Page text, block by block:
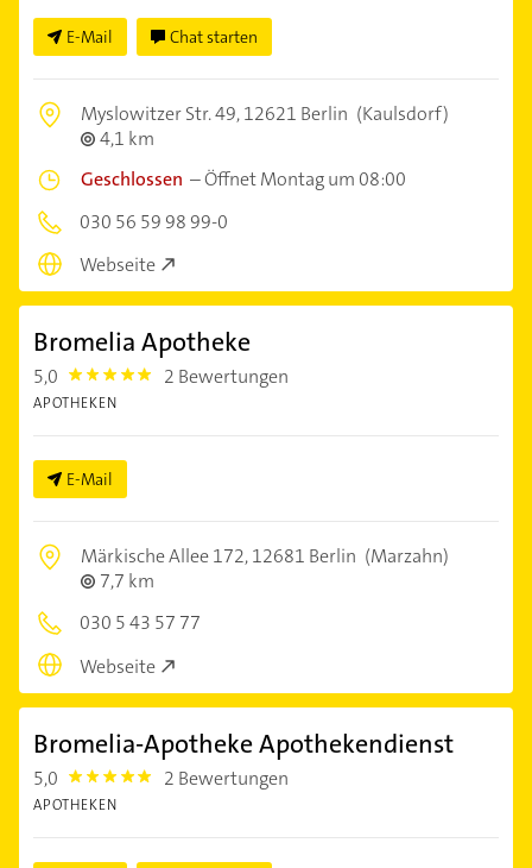
E-Mail Chat starten
Myslowitzer Str. 49,12621 Berlin (Kaulsdorf)
4,1 km
Geschlossen –Öffnet Montag um 08:00
030 56 59 98 99-0
Webseite
Bromelia Apotheke
5,0 5.0 2 Bewertungen
APOTHEKEN
E-Mail
Märkische Allee 172,12681 Berlin (Marzahn)
7,7 km
030 5 43 57 77
Webseite
Bromelia-Apotheke Apothekendienst
5,0 5.0 2 Bewertungen
APOTHEKEN